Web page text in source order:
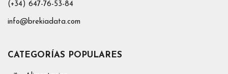
(+34) 647-76-53-84
info@brekiadata.com
CATEGORÍAS POPULARES